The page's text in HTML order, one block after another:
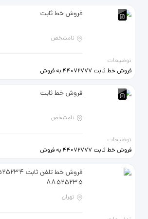
فروش خط ثابت
نامشخص
توضیحات
فروش خط ثابت 44072777 به فروش
فروش خط ثابت
نامشخص
توضیحات
فروش خط ثابت 44072777 به فروش
88525235
تهران